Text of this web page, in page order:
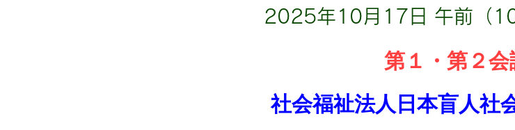
2025年10月17日 午前（
第１・第２会
社会福祉法人日本盲人社